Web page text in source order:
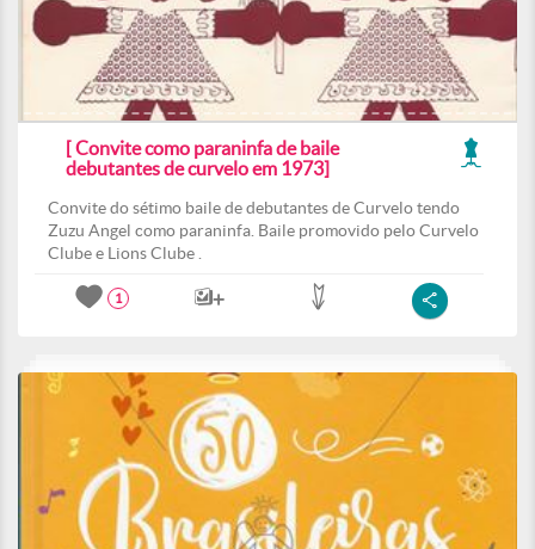
[ Convite como paraninfa de baile
debutantes de curvelo em 1973]
Convite do sétimo baile de debutantes de Curvelo tendo
Zuzu Angel como paraninfa. Baile promovido pelo Curvelo
Clube e Lions Clube .
1